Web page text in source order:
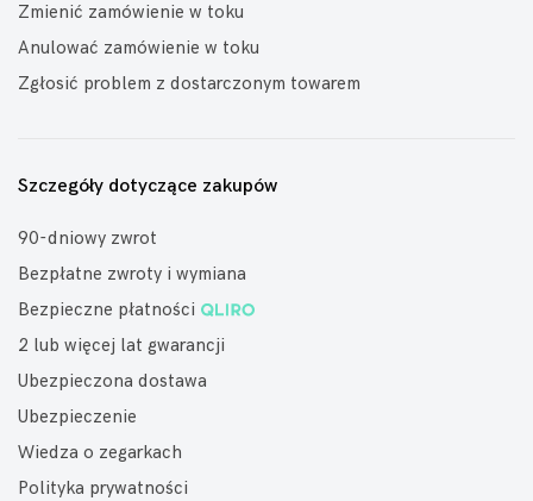
Zmienić zamówienie w toku
Anulować zamówienie w toku
Zgłosić problem z dostarczonym towarem
Szczegóły dotyczące zakupów
90-dniowy zwrot
Bezpłatne zwroty i wymiana
Bezpieczne płatności
2 lub więcej lat gwarancji
Ubezpieczona dostawa
Ubezpieczenie
Wiedza o zegarkach
Polityka prywatności